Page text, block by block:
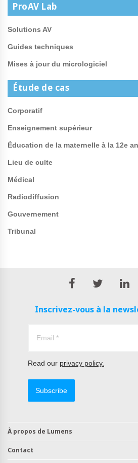
ProAV Lab
Solutions AV
Guides techniques
Mises à jour du micrologiciel
Étude de cas
Corporatif
Enseignement supérieur
Éducation de la maternelle à la 12e
Lieu de culte
Médical
Radiodiffusion
Gouvernement
Tribunal
Inscrivez-vous à la
Read our privacy policy.
Subscribe
À propos de Lumens
Contact